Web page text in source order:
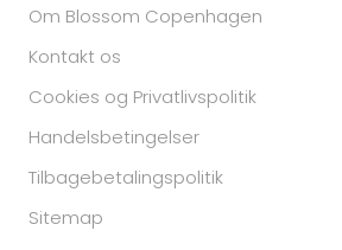
Om Blossom Copenhagen
Kontakt os
Cookies og Privatlivspolitik
Handelsbetingelser
Tilbagebetalingspolitik
Sitemap